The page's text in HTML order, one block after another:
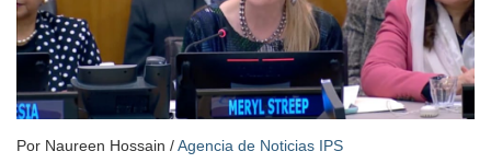
Por Naureen Hossain /Agencia de Noticias IPS